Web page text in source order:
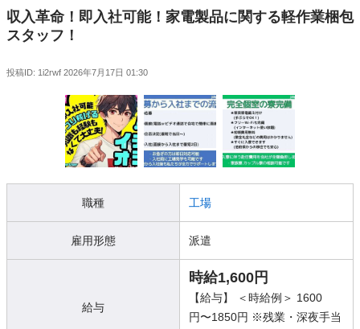
収入革命！即入社可能！家電製品に関する軽作業梱包
スタッフ！
投稿ID: 1i2rwf 2026年7月17日 01:30
職種 工場
雇用形態 派遣
給与
時給1,600円
【給与】 ＜時給例＞ 1600
円〜1850円 ※残業・深夜手当